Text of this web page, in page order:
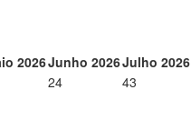
2026Junho 2026Julho 2026
24 43